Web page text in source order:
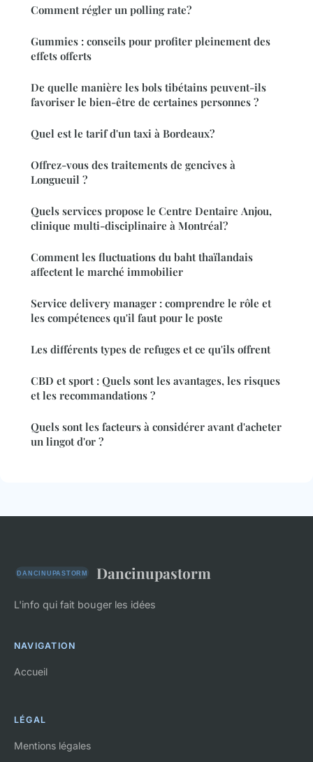
Comment régler un polling rate?
Gummies : conseils pour profiter pleinement des
effets offerts
De quelle manière les bols tibétains peuvent-ils
favoriser le bien-être de certaines personnes ?
Quel est le tarif d'un taxi à Bordeaux?
Offrez-vous des traitements de gencives à
Longueuil ?
Quels services propose le Centre Dentaire Anjou,
clinique multi-disciplinaire à Montréal?
Comment les fluctuations du baht thaïlandais
affectent le marché immobilier
Service delivery manager : comprendre le rôle et
les compétences qu'il faut pour le poste
Les différents types de refuges et ce qu'ils offrent
CBD et sport : Quels sont les avantages, les risques
et les recommandations ?
Quels sont les facteurs à considérer avant d'acheter
un lingot d'or ?
Dancinupastorm
L'info qui fait bouger les idées
NAVIGATION
Accueil
LÉGAL
Mentions légales